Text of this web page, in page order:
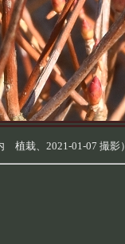
植栽、2021-01-07 撮影）